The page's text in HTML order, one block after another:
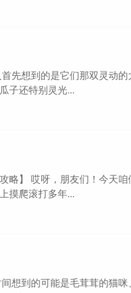
先想到的是它们那双灵动
子还特别灵光...
略】 哎呀，朋友们！今天
摸爬滚打多年...
想到的可能是毛茸茸的猫